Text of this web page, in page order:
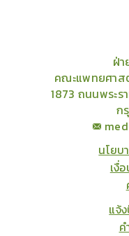
ฝ่า
คณะแพทยศาส
1873 ถนนพระ
ก
นโยบ
เงื่
แจ้